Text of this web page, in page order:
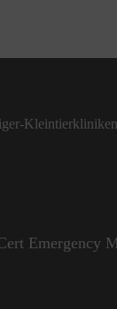
Emergency